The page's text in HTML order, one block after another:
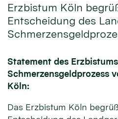
Erzbistum Köln
Entscheidung des
Statement des
Schmerzensgeldprozess
Köln:
Das Erzbistum Köln